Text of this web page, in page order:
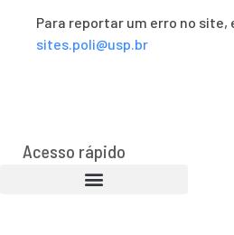
Para reportar um erro no
sites.poli@usp.br
Acesso rápido